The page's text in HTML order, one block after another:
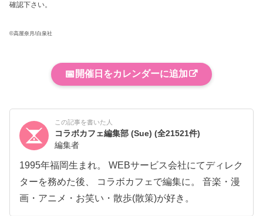
確認下さい。
©高屋奈月/白泉社
📅 開催日をカレンダーに追加
この記事を書いた人
コラボカフェ編集部 (Sue)(全21521件)
編集者
1995年福岡生まれ。 WEBサービス会社にてディレク
ターを務めた後、 コラボカフェで編集に。 音楽・漫
画・アニメ・お笑い・散歩(散策)が好き。